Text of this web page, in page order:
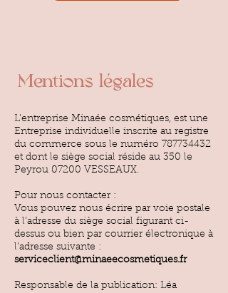
Mentions légales
L'entreprise Minaée cosmétiques, est une
Entreprise individuelle inscrite au registre
du commerce sous le numéro 787734432
et dont le siège social réside au 350 le
Peyrou 07200 VESSEAUX.
Pour nous contacter :
Vous pouvez nous écrire par voie postale
à l'adresse du siège social figurant ci-
dessus ou bien par courrier électronique à
l'adresse suivante :
serviceclient@minaeecosmetiques.fr
Responsable de la publication: Léa